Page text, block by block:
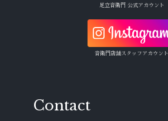
足立音衛門 公式アカウント
音衛門店舗スタッフアカウント
Contact